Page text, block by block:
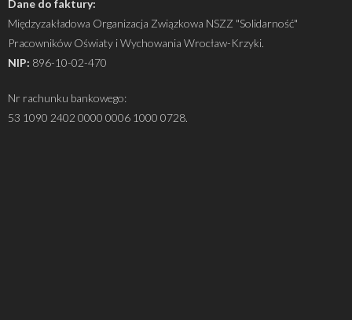
Dane do faktury:
Międzyzakładowa Organizacja Związkowa NSZZ "Solidarność"
Pracowników Oświaty i Wychowania Wrocław-Krzyki.
NIP: 896-10-02-470
Nr rachunku bankowego:
53 1090 2402 0000 0006 1000 0728.